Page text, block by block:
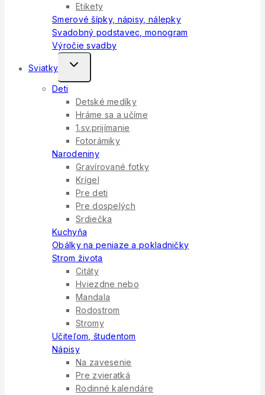
Etikety
Smerové šípky, nápisy, nálepky
Svadobný podstavec, monogram
Výročie svadby
Sviatky
Toggle
Child
Menu
Deti
Detské medíky
Hráme sa a učíme
1.sv.prijímanie
Fotorámiky
Narodeniny
Gravírované fotky
Krígel
Pre deti
Pre dospelých
Srdiečka
Kuchyňa
Obálky na peniaze a pokladničky
Strom života
Citáty
Hviezdne nebo
Mandala
Rodostrom
Stromy
Učiteľom, študentom
Nápisy
Na zavesenie
Pre zvieratká
Rodinné kalendáre